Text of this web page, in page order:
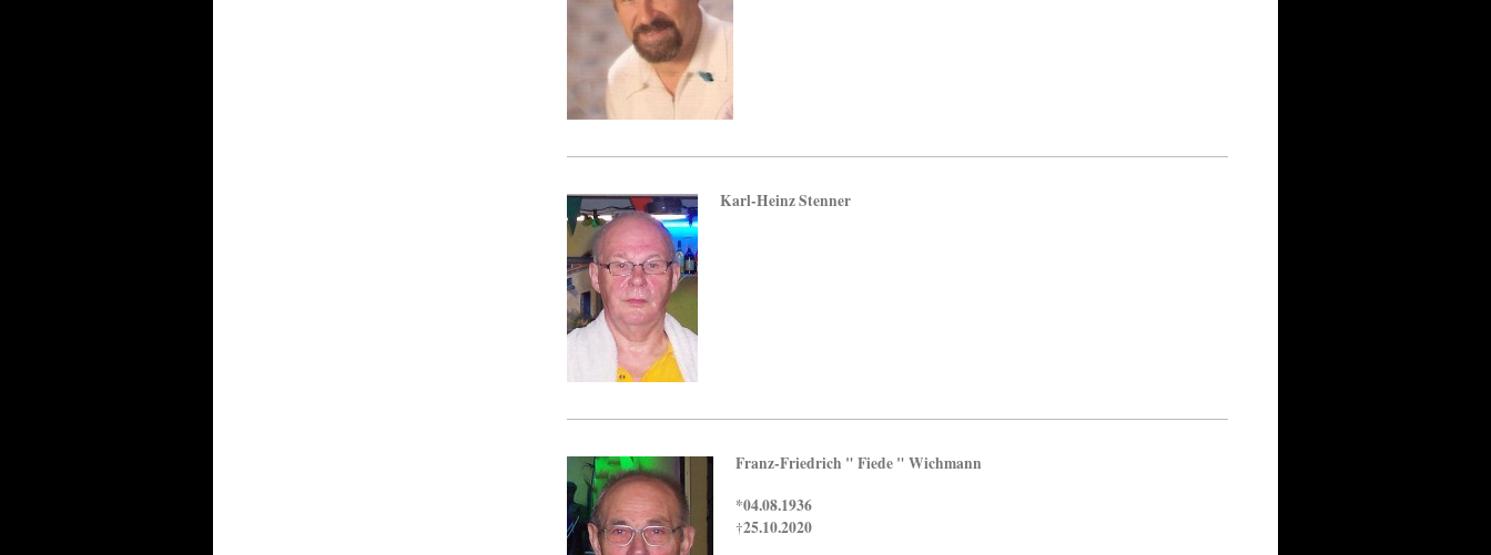
Karl-Heinz Stenner
Franz-Friedrich " Fiede " Wichmann
*04.08.1936
†25.10.2020